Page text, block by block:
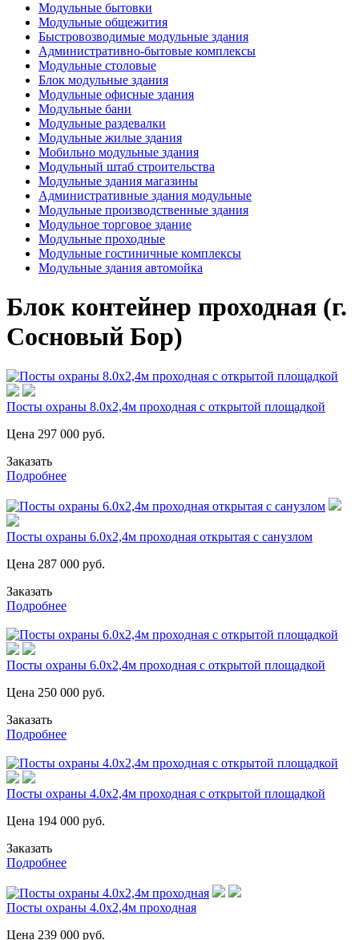
Модульные бытовки
Модульные общежития
Быстровозводимые модульные здания
Административно-бытовые комплексы
Модульные столовые
Блок модульные здания
Модульные офисные здания
Модульные бани
Модульные раздевалки
Модульные жилые здания
Мобильно модульные здания
Модульный штаб строительства
Модульные здания магазины
Административные здания модульные
Модульные производственные здания
Модульное торговое здание
Модульные проходные
Модульные гостиничные комплексы
Модульные здания автомойка
Блок контейнер проходная (г.
Сосновый Бор)
Посты охраны 8.0х2,4м проходная с открытой площадкой
Цена 297 000 руб.
Заказать
Подробнее
Посты охраны 6.0х2,4м проходная открытая с санузлом
Цена 287 000 руб.
Заказать
Подробнее
Посты охраны 6.0х2,4м проходная с открытой площадкой
Цена 250 000 руб.
Заказать
Подробнее
Посты охраны 4.0х2,4м проходная с открытой площадкой
Цена 194 000 руб.
Заказать
Подробнее
Посты охраны 4.0х2,4м проходная
Цена 239 000 руб.